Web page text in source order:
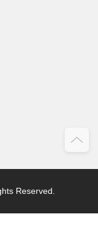
Reserved.